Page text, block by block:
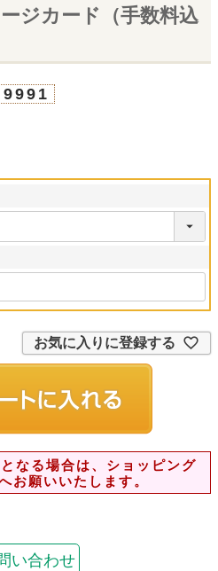
ジカード（手数料込
9991
お気に入りに登録する
なる場合は、ショッピング
お願いいたします。
い合わせ